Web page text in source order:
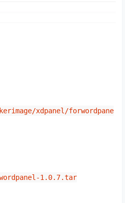
xdpanel/forwordpane
1.0.7.tar